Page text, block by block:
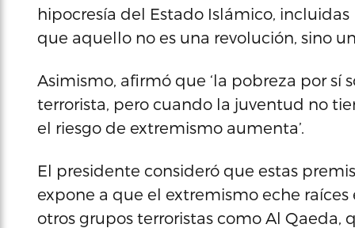
hipocresía del Estado Islámico,
que aquello no es una revolución, sino
Asimismo, afirmó que ‘la pobreza por sí
terrorista, pero cuando la juventud no
el riesgo de extremismo aumenta’.
El presidente consideró que estas
expone a que el extremismo eche
otros grupos terroristas como Al